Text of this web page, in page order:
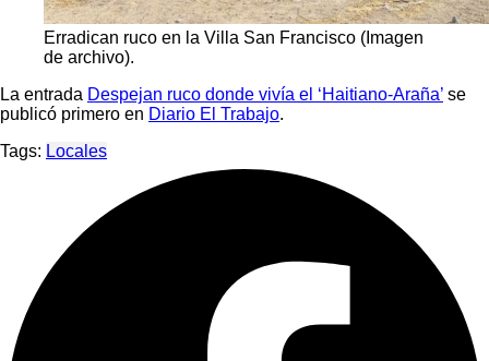
Erradican ruco en la Villa San Francisco (Imagen
de archivo).
La entrada Despejan ruco donde vivía el ‘Haitiano-Araña’ se
publicó primero en Diario El Trabajo.
Tags: Locales